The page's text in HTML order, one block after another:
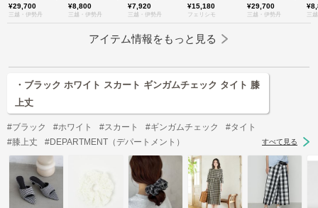
¥29,700
三越・伊勢丹
¥8,800
三越・伊勢丹
¥7,920
三越・伊勢丹
¥15,180
フェリシモ
¥29,700
三越・伊勢丹 三
アイテム情報をもっと見る
・ブラック ホワイト スカート ギンガムチェック タイト 膝
上丈
#ブラック #ホワイト #スカート #ギンガムチェック
#タイト
#膝上丈
#DEPARTMENT（デパートメント） すべて見る